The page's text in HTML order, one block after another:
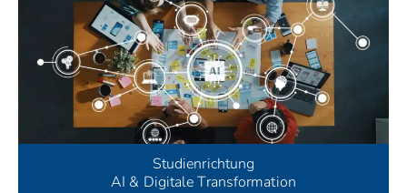
Studienrichtung
AI & Digitale Transformation